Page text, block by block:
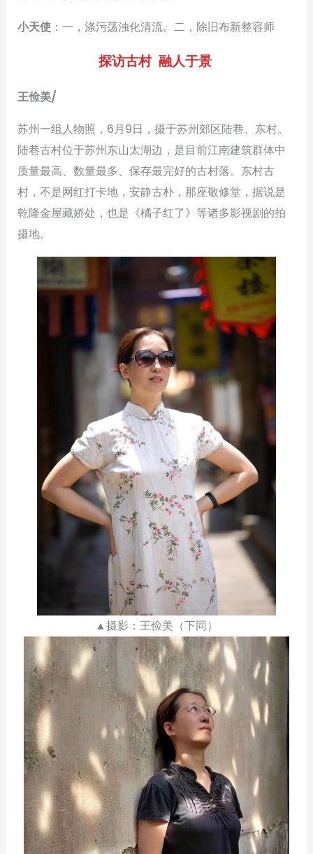
小天使 ：一，涤污荡浊化清流。二，除旧布新整容师
探访古村 融人于景
王俭美/
苏州一组人物照，6月9日，摄于苏州郊区陆巷、东村。
陆巷古村位于苏州东山太湖边，是目前江南建筑群体中
质量最高、数量最多、保存最完好的古村落。东村古
村，不是网红打卡地，安静古朴，那座敬修堂，据说是
乾隆金屋藏娇处，也是《橘子红了》等诸多影视剧的拍
摄地。
▲摄影：王俭美（下同）